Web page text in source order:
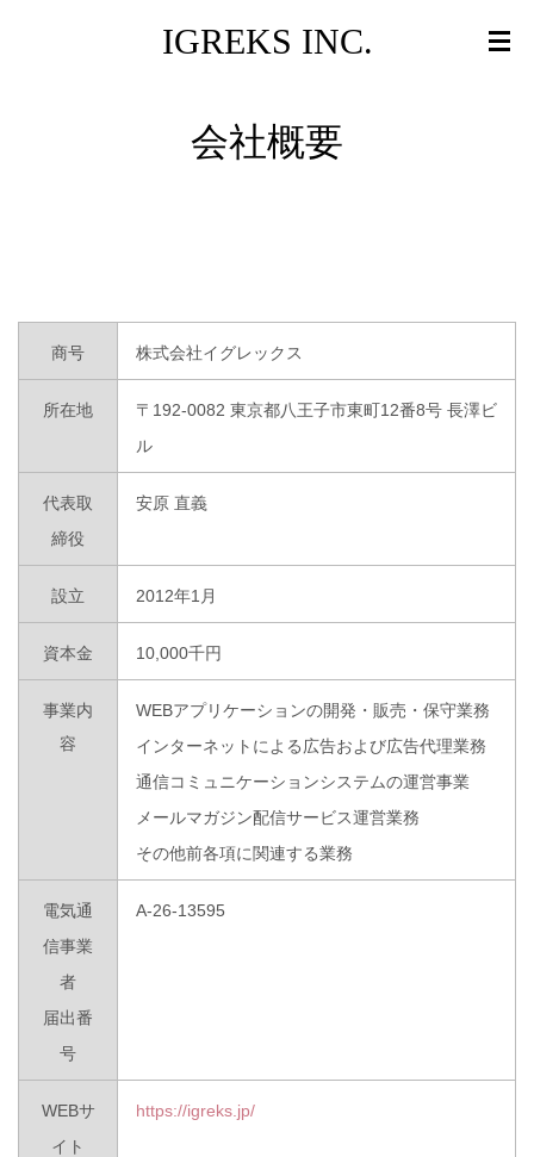
IGREKS INC.
会社概要
商号 株式会社イグレックス
所在地
〒192-0082 東京都八王子市東町12番8号 長澤ビ
ル
代表取
締役
安原 直義
設立 2012年1月
資本金 10,000千円
事業内
容
WEBアプリケーションの開発・販売・保守業務
インターネットによる広告および広告代理業務
通信コミュニケーションシステムの運営事業
メールマガジン配信サービス運営業務
その他前各項に関連する業務
電気通
信事業
者
届出番
号
A-26-13595
WEBサ
イト
https://igreks.jp/